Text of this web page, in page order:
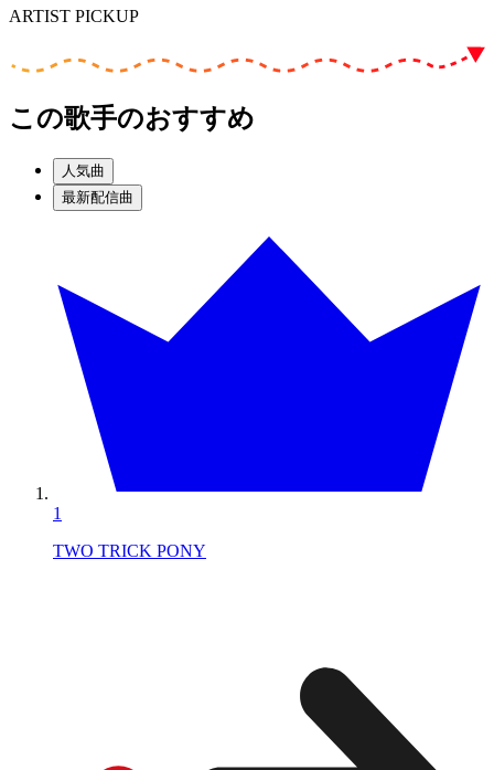
ARTIST PICKUP
この歌手のおすすめ
人気曲
最新配信曲
1
TWO TRICK PONY